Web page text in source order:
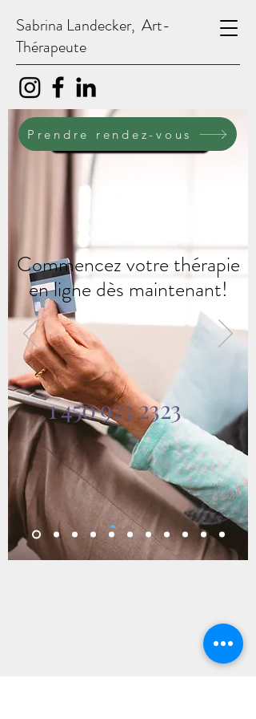
Sabrina Landecker, Art-
Thérapeute
PRENDRE RENDEZ-VOUS
Prendre rendez-vous
Commencez votre thérapie
en ligne dès maintenant!
1 450 923 2323